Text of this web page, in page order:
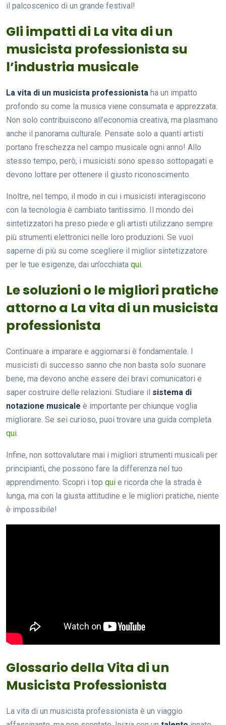
il palcoscenico di un grande festival!
Gli impatti di La vita di un
musicista professionista su
l’industria musicale
La vita di un musicista professionista ha un impatto
profondo su come la musica viene consumata e apprezzata.
Non solo contribuiscono all’economia creativa, ma plasmano
anche il panorama culturale. Pensate solo a quanti artisti
portano freschezza nel campo musicale ogni anno! Allo
stesso tempo, però, i musicisti sono spesso sottopagati e
devono lottare per ottenere il giusto riconoscimento.
Inoltre, nel tempo, il modo in cui i musicisti interagiscono
con la tecnologia è cambiato tantissimo. Il mondo dei
sintetizzatori ha preso piede e gli artisti utilizzano sempre
più strumenti elettronici nelle loro produzioni. Se vuoi
saperne di più su come scegliere il miglior sintetizzatore
per le tue esigenze, dai un’occhiata qui.
Le soluzioni o le migliori pratiche
attorno a La vita di un musicista
professionista
Continuare a imparare e aggiornarsi è fondamentale. I
musicisti di successo sanno che non basta solo suonare
bene, ma devono anche essere dei bravi comunicatori e
saper costruire delle relazioni. Studiare il sistema di
notazione musicale è importante per chiunque voglia
migliorare. Se sei curioso, puoi trovare una guida completa
qui.
Infine, non sottovalutare mai i migliori strumenti musicali per
principianti, che possono fare la differenza nel tuo
apprendimento. Scopri i top qui e ricorda che la strada è
lunga, ma con la giusta attitudine e le migliori pratiche, niente
è impossibile!
Glossario della Vita di un
Musicista Professionista
La vita di un musicista professionista è un viaggio